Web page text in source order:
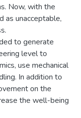
Now, with the
as unacceptable,
to generate
level to
use mechanical
In addition to
on the
the well-being